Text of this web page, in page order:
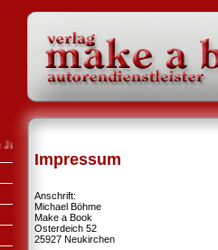
2026 +++
Impressum
Anschrift:
Michael Böhme
Make a Book
Osterdeich 52
25927 Neukirchen